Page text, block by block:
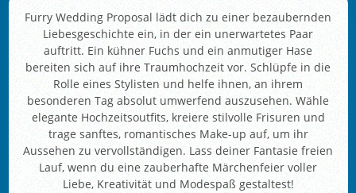
Furry Wedding Proposal lädt dich zu einer bezaubernden
Liebesgeschichte ein, in der ein unerwartetes Paar
auftritt. Ein kühner Fuchs und ein anmutiger Hase
bereiten sich auf ihre Traumhochzeit vor. Schlüpfe in die
Rolle eines Stylisten und helfe ihnen, an ihrem
besonderen Tag absolut umwerfend auszusehen. Wähle
elegante Hochzeitsoutfits, kreiere stilvolle Frisuren und
trage sanftes, romantisches Make-up auf, um ihr
Aussehen zu vervollständigen. Lass deiner Fantasie freien
Lauf, wenn du eine zauberhafte Märchenfeier voller
Liebe, Kreativität und Modespaß gestaltest!